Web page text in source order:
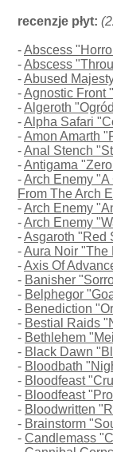
recenzje płyt:
-Abscess
-Abscess
-Abused
-Agnostic Front
-Algeroth
-Alpha Safari
-Amon Amarth
-Anal Stench
-Antigama
-Arch Enemy
From The Arch
-Arch Enemy
-Arch Enemy
-Asgaroth "Red
-Aura Noir "The
-Axis Of
- Banisher
- Belphegor
- Benediction
- Bestial Raids
- Bethlehem
- Black Dawn
- Bloodbath
- Bloodfeast
- Bloodfeast
- Bloodwritten
- Brainstorm
-Candlemass